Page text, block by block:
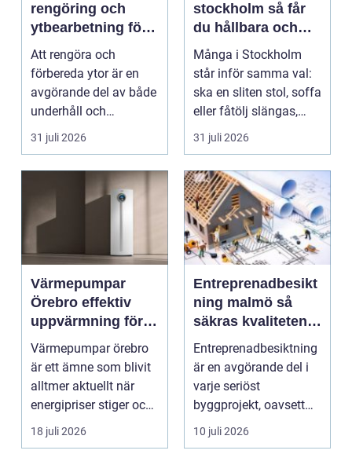
rengöring och
ytbearbetning för
proffs och
hantverkare
Att rengöra och
förbereda ytor är en
avgörande del av både
underhåll och
renovering. Färg, rost,
smu...
31 juli 2026
stockholm så får
du hållbara och
vackra möbler
Många i Stockholm
står inför samma val:
ska en sliten stol, soffa
eller fåtölj slängas,
säljas billi...
31 juli 2026
Värmepumpar
Örebro effektiv
uppvärmning för
hus och
fastigheter
Värmepumpar örebro
är ett ämne som blivit
alltmer aktuellt när
energipriser stiger och
fler vill sän...
18 juli 2026
Entreprenadbesikt
ning malmö så
säkras kvaliteten i
byggprojekt
Entreprenadbesiktning
är en avgörande del i
varje seriöst
byggprojekt, oavsett
om det handlar om en
10 juli 2026